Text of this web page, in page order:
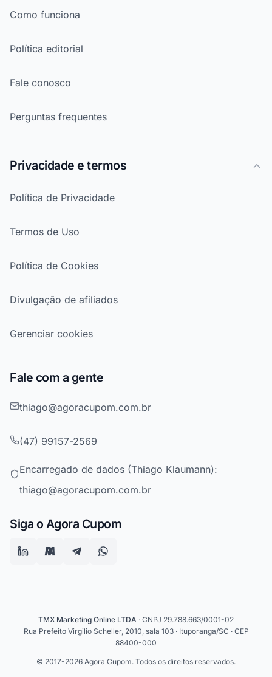
Como funciona
Política editorial
Fale conosco
Perguntas frequentes
Privacidade e termos
Política de Privacidade
Termos de Uso
Política de Cookies
Divulgação de afiliados
Gerenciar cookies
Fale com a gente
thiago@agoracupom.com.br
(47) 99157-2569
Encarregado de dados (Thiago Klaumann):
thiago@agoracupom.com.br
Siga o Agora Cupom
TMX Marketing Online LTDA · CNPJ 29.788.663/0001-02
Rua Prefeito Virgilio Scheller, 2010, sala 103 · Ituporanga/SC · CEP
88400-000
© 2017-2026 Agora Cupom. Todos os direitos reservados.